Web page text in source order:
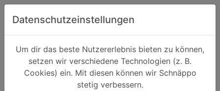
Zum Hauptinhalt springen
Datenschutzeinstellungen
Um dir das beste Nutzererlebnis bieten zu können,
setzen wir verschiedene Technologien (z. B.
Cookies) ein. Mit diesen können wir Schnäppo
stetig verbessern.
Suchen
Schnäppchen Haushalt und Garten